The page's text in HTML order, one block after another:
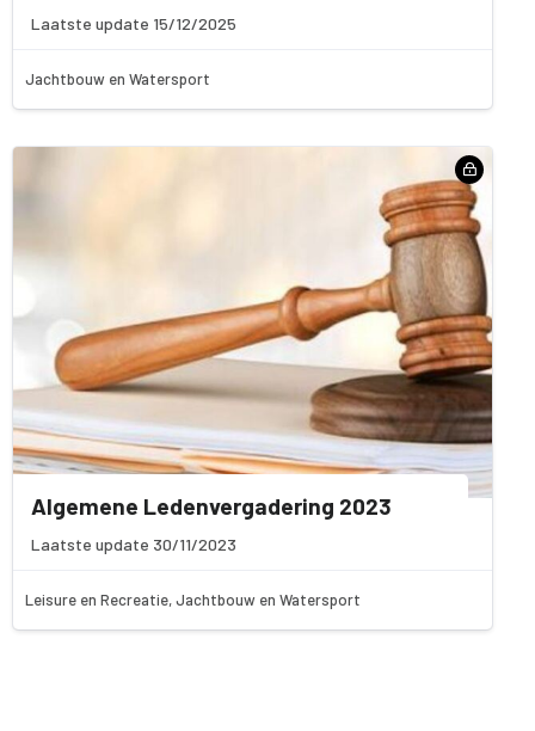
Laatste update 15/12/2025
Jachtbouw en Watersport
Algemene Ledenvergadering 2023
Laatste update 30/11/2023
Leisure en Recreatie, Jachtbouw en Watersport